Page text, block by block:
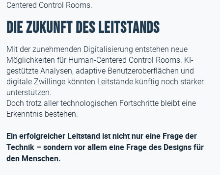
Centered Control Rooms.
Die Zukunft des Leitstands
Mit der zunehmenden Digitalisierung entstehen neue
Möglichkeiten für Human-Centered Control Rooms. KI-
gestützte Analysen, adaptive Benutzeroberflächen und
digitale Zwillinge könnten Leitstände künftig noch stärker
unterstützen.
Doch trotz aller technologischen Fortschritte bleibt eine
Erkenntnis bestehen:
Ein erfolgreicher Leitstand ist nicht nur eine Frage der
Technik – sondern vor allem eine Frage des Designs für
den Menschen.